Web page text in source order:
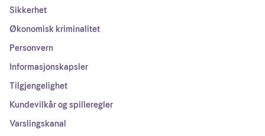
Sikkerhet
Økonomisk kriminalitet
Personvern
Informasjonskapsler
Tilgjengelighet
Kundevilkår og spilleregler
Varslingskanal